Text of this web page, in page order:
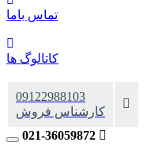
تماس باما
کاتالوگ ها
09122988103
کارشناس فروش
021-36059872